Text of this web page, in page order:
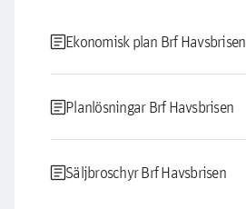
articleEkonomisk plan Brf Havsbrisen
articlePlanlösningar Brf Havsbrisen
articleSäljbroschyr Brf Havsbrisen